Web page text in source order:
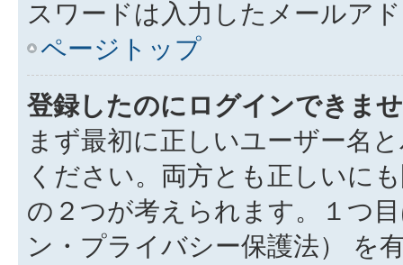
スワードは入力したメールア
ページトップ
登録したのにログインできま
まず最初に正しいユーザー名
ください。両方とも正しいに
の２つが考えられます。１つ
ン・プライバシー保護法） を